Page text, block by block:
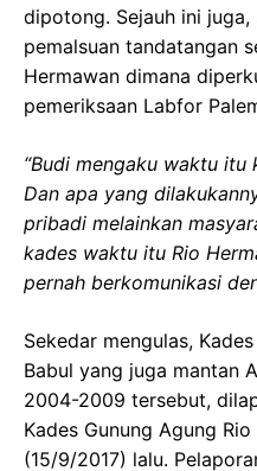
dipotong. Sejauh ini
pemalsuan tandatangan
Hermawan dimana
pemeriksaan Labfor
“Budi mengaku waktu itu
Dan apa yang
pribadi melainkan
kades waktu itu Rio
pernah berkomunikasi
Sekedar mengulas,
Babul yang juga mantan
2004-2009 tersebut,
Kades Gunung Agung
(15/9/2017) lalu.